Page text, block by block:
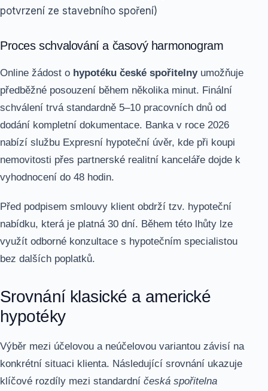
potvrzení ze stavebního spoření)
Proces schvalování a časový harmonogram
Online žádost o hypotéku české spořitelnyumožňuje
předběžné posouzení během několika minut. Finální
schválení trvá standardně 5–10 pracovních dnů od
dodání kompletní dokumentace. Banka v roce 2026
nabízí službu Expresní hypoteční úvěr, kde při koupi
nemovitosti přes partnerské realitní kanceláře dojde k
vyhodnocení do 48 hodin.
Před podpisem smlouvy klient obdrží tzv. hypoteční
nabídku, která je platná 30 dní. Během této lhůty lze
využít odborné konzultace s hypotečním specialistou
bez dalších poplatků.
Srovnání klasické a americké
hypotéky
Výběr mezi účelovou a neúčelovou variantou závisí na
konkrétní situaci klienta. Následující srovnání ukazuje
klíčové rozdíly mezi standardní česká spořitelna